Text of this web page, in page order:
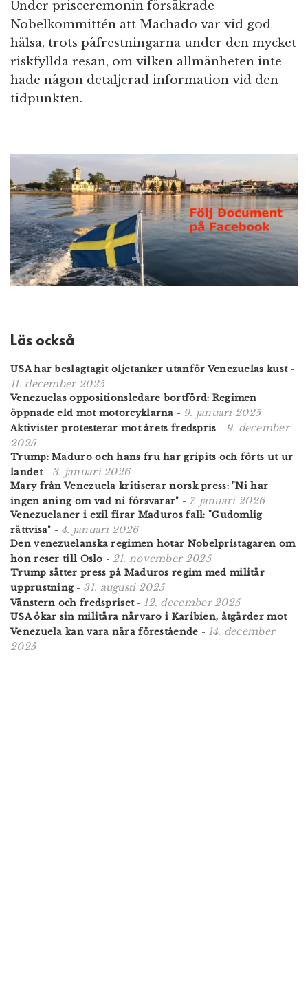
Under prisceremonin försäkrade
Nobelkommittén att Machado var vid god
hälsa, trots påfrestningarna under den mycket
riskfyllda resan, om vilken allmänheten inte
hade någon detaljerad information vid den
tidpunkten.
Läs också
USA har beslagtagit oljetanker utanför Venezuelas kust-
11. december 2025
Venezuelas oppositionsledare bortförd: Regimen
öppnade eld mot motorcyklarna - 9. januari 2025
Aktivister protesterar mot årets fredspris - 9. december
2025
Trump: Maduro och hans fru har gripits och förts ut ur
landet- 3. januari 2026
Mary från Venezuela kritiserar norsk press: "Ni har
ingen aning om vad ni försvarar" - 7. januari 2026
Venezuelaner i exil firar Maduros fall: "Gudomlig
rättvisa" - 4. januari 2026
Den venezuelanska regimen hotar Nobelpristagaren om
hon reser till Oslo - 21. november 2025
Trump sätter press på Maduros regim med militär
upprustning- 31. augusti 2025
Vänstern och fredspriset- 12. december 2025
USA ökar sin militära närvaro i Karibien, åtgärder mot
Venezuela kan vara nära förestående - 14. december
2025